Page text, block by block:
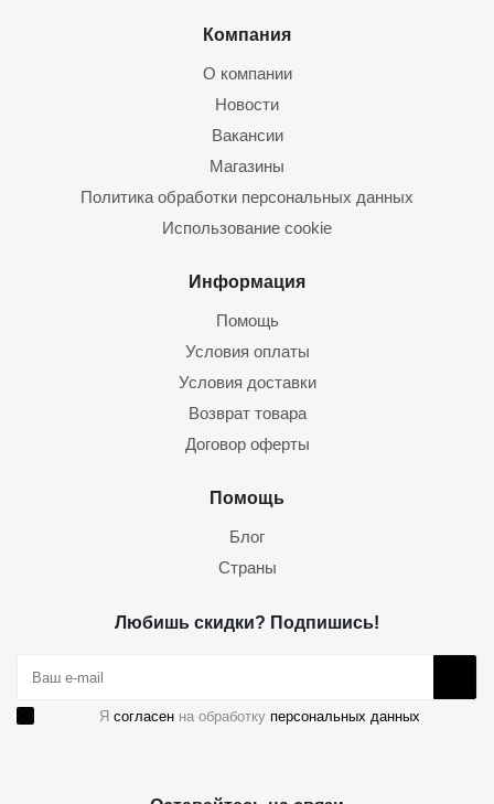
Компания
О компании
Новости
Вакансии
Магазины
Политика обработки персональных данных
Использование cookie
Информация
Помощь
Условия оплаты
Условия доставки
Возврат товара
Договор оферты
Помощь
Блог
Страны
Любишь скидки? Подпишись!
Я согласен на обработку персональных данных